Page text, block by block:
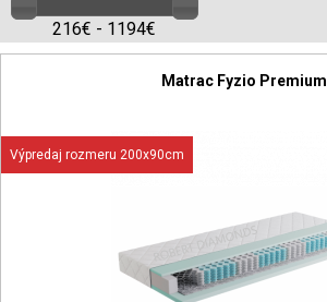
216€ - 1194€
Matrac Fyzio Premium
Výpredaj rozmeru 200x90cm